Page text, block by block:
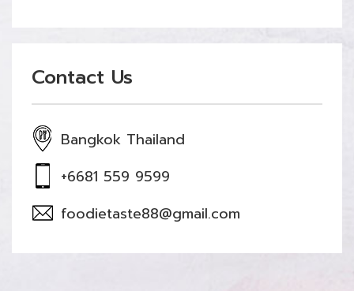
Contact Us
Bangkok Thailand
+6681 559 9599
foodietaste88@gmail.com